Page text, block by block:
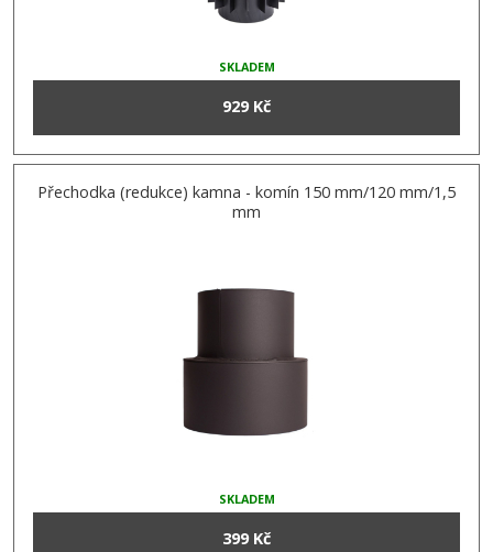
SKLADEM
929 Kč
Přechodka (redukce) kamna - komín 150 mm/120 mm/1,5
mm
SKLADEM
399 Kč